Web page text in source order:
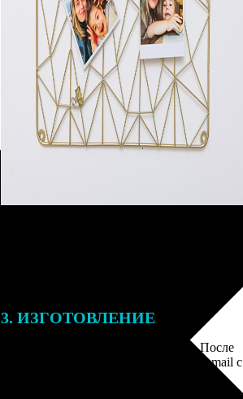
3. ИЗГОТОВЛЕНИЕ
Оплатите заказ банковской картой. После
оплаты получите подтверждение на email с
описанием заказа. Когда отправим заказ